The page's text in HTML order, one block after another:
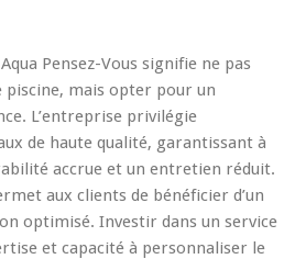
Pensez-Vous signifie ne pas
piscine, mais opter pour un
L’entreprise privilégie
de haute qualité, garantissant à
accrue et un entretien réduit.
aux clients de bénéficier d’un
optimisé. Investir dans un service
et capacité à personnaliser le